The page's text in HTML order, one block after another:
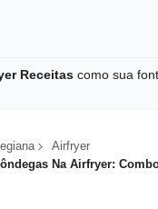
Receitas como sua
Airfryer
Na Airfryer: